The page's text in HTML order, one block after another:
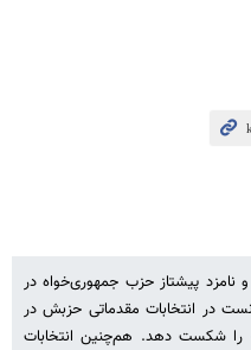
نامزد پیشتاز حزب جمهوری‌خواه در
۲۰۲۴ باز هم توانست در انتخابات مقدماتی حزبش در
را شکست دهد. هم‌چنین انتخابات